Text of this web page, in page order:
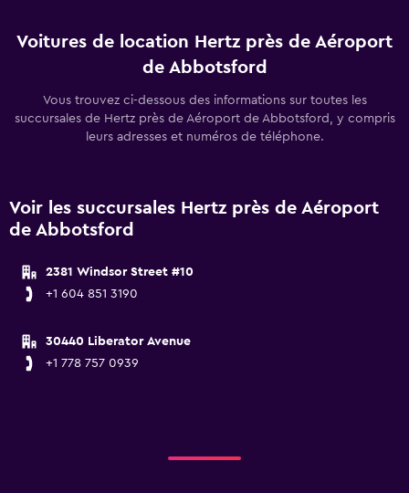
Voitures de location Hertz près de Aéroport
de Abbotsford
Vous trouvez ci-dessous des informations sur toutes les
succursales de Hertz près de Aéroport de Abbotsford, y compris
leurs adresses et numéros de téléphone.
Voir les succursales Hertz près de Aéroport
de Abbotsford
2381 Windsor Street #10
+1 604 851 3190
30440 Liberator Avenue
+1 778 757 0939